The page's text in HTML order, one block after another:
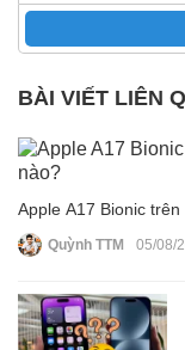
BÀI VIẾT LIÊN
Apple A17 Bionic
Quỳnh TTM 05/08/